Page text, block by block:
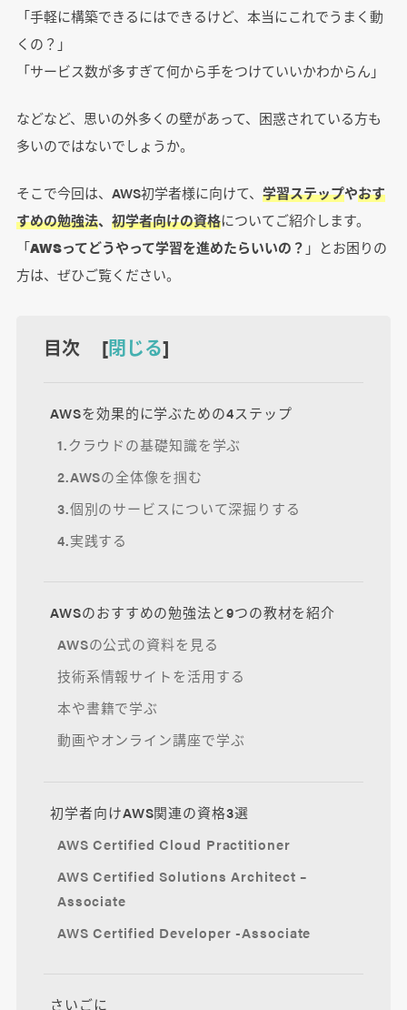
「手軽に構築できるにはできるけど、本当にこれでうまく動
くの？」
「サービス数が多すぎて何から手をつけていいかわからん」
などなど、思いの外多くの壁があって、困惑されている方も
多いのではないでしょうか。
そこで今回は、AWS初学者様に向けて、 学習ステップやおす
すめの勉強法、 初学者向けの資格についてご紹介します。
「AWSってどうやって学習を進めたらいいの？ 」とお困りの
方は、ぜひご覧ください。
目次 [閉じる]
AWSを効果的に学ぶための4ステップ
1.クラウドの基礎知識を学ぶ
2.AWSの全体像を掴む
3.個別のサービスについて深掘りする
4.実践する
AWSのおすすめの勉強法と9つの教材を紹介
AWSの公式の資料を見る
技術系情報サイトを活用する
本や書籍で学ぶ
動画やオンライン講座で学ぶ
初学者向けAWS関連の資格3選
AWS Certified Cloud Practitioner
AWS Certified Solutions Architect –
Associate
AWS Certified Developer -Associate
さいごに